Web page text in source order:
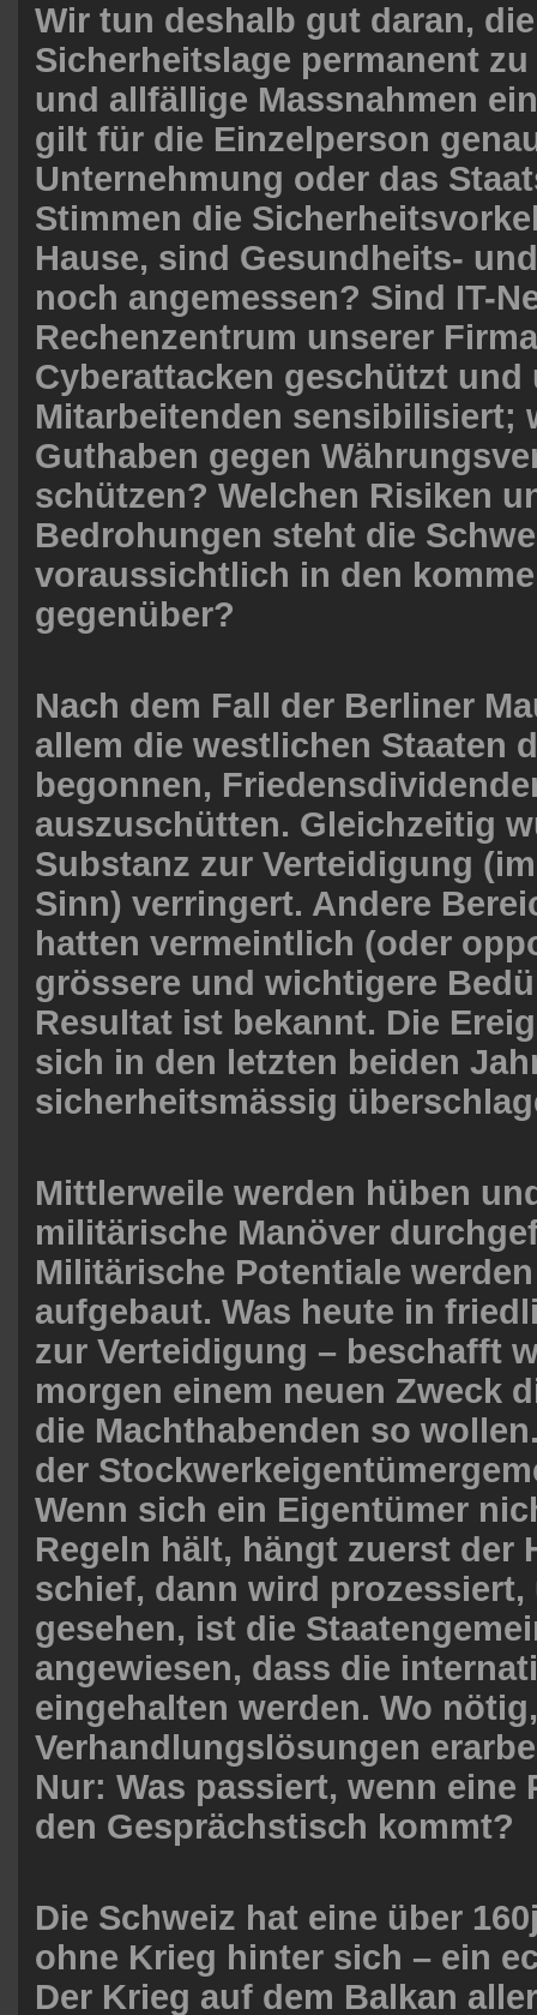
Wir tun deshalb gut daran, die
Sicherheitslage permanent
und allfällige Massnahmen
gilt für die Einzelperson
Unternehmung oder das
Stimmen die
Hause, sind Gesundheits-
noch angemessen? Sind IT-
Rechenzentrum unserer
Cyberattacken geschützt und
Mitarbeitenden sensibilisiert;
Guthaben gegen
schützen? Welchen Risiken
Bedrohungen steht die
voraussichtlich in den
gegenüber?
Nach dem Fall der Berliner
allem die westlichen Staaten
begonnen,
auszuschütten. Gleichzeitig
Substanz zur Verteidigung
Sinn) verringert. Andere
hatten vermeintlich (oder
grössere und wichtigere
Resultat ist bekannt. Die
sich in den letzten beiden
sicherheitsmässig
Mittlerweile werden hüben
militärische Manöver
Militärische Potentiale
aufgebaut. Was heute in
zur Verteidigung – beschafft
morgen einem neuen Zweck
die Machthabenden so
der
Wenn sich ein Eigentümer
Regeln hält, hängt zuerst der
schief, dann wird
gesehen, ist die
angewiesen, dass die
eingehalten werden. Wo
Verhandlungslösungen
Nur: Was passiert, wenn eine
den Gesprächstisch kommt?
Die Schweiz hat eine über
ohne Krieg hinter sich – ein
Der Krieg auf dem Balkan